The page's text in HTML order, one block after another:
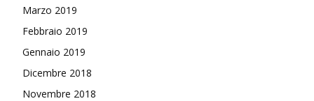
Marzo 2019
Febbraio 2019
Gennaio 2019
Dicembre 2018
Novembre 2018